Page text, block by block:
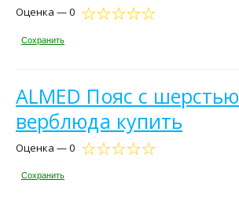
Оценка — 0
Сохранить
ALMED Пояс с шерстью
верблюда купить
Оценка — 0
Сохранить